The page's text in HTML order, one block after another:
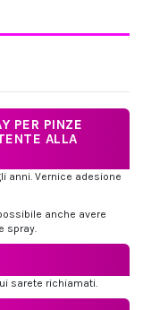
PER PINZE
ALLA
anni. Vernice adesione
anche avere
spray.
sarete richiamati.